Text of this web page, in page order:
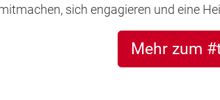
sich engagieren und eine
Mehr zum